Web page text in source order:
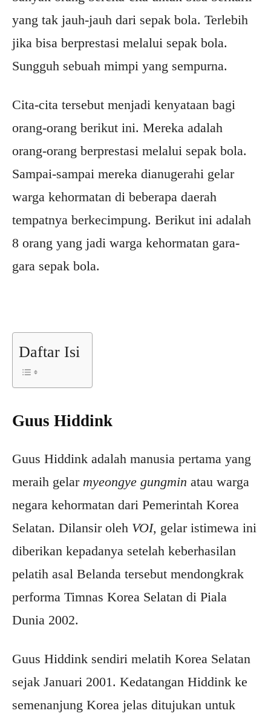
yang tak jauh-jauh dari sepak bola. Terlebih
jika bisa berprestasi melalui sepak bola.
Sungguh sebuah mimpi yang sempurna.
Cita-cita tersebut menjadi kenyataan bagi
orang-orang berikut ini. Mereka adalah
orang-orang berprestasi melalui sepak bola.
Sampai-sampai mereka dianugerahi gelar
warga kehormatan di beberapa daerah
tempatnya berkecimpung. Berikut ini adalah
8 orang yang jadi warga kehormatan gara-
gara sepak bola.
Daftar Isi
Guus Hiddink
Guus Hiddink adalah manusia pertama yang
meraih gelar myeongye gungmin atau warga
negara kehormatan dari Pemerintah Korea
Selatan. Dilansir oleh VOI, gelar istimewa ini
diberikan kepadanya setelah keberhasilan
pelatih asal Belanda tersebut mendongkrak
performa Timnas Korea Selatan di Piala
Dunia 2002.
Guus Hiddink sendiri melatih Korea Selatan
sejak Januari 2001. Kedatangan Hiddink ke
semenanjung Korea jelas ditujukan untuk